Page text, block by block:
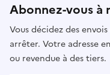
Abonnez-vous
Vous décidez des
arrêter. Votre adresse
ou revendue à des tiers.